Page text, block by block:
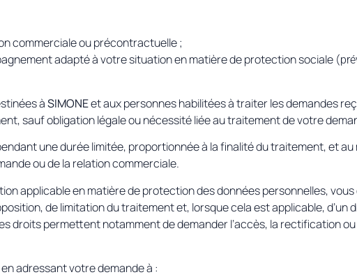
commerciale ou précontractuelle ;
adapté à votre situation en matière de protection sociale (
àSIMONEet aux personnes habilitées à traiter les demandes
sauf obligation légale ou nécessité liée au traitement de votre
une durée limitée, proportionnée à la finalité du traitement, et
ou de la relation commerciale.
applicable en matière de protection des données personnelles, vous
de limitation du traitement et, lorsque cela est applicable, d’un
droits permettent notamment de demander l’accès, la rectification
adressant votre demande à :